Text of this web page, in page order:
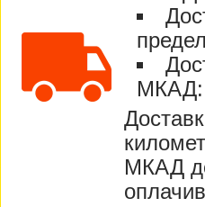
МКАД:
МКАД